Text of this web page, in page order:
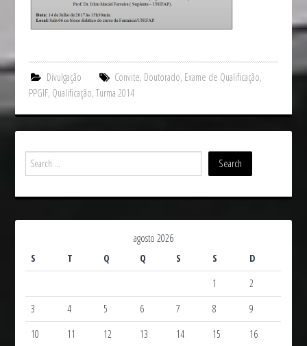
Divulgação Convite, Doutorado, Exame de Qualificação,
PPGIF, Qualificação,Turma 2014
agosto 2026
S
T Q Q S S
D
1
2
3
4 5 6 7 8
9
10
11 12 13 14 15 16